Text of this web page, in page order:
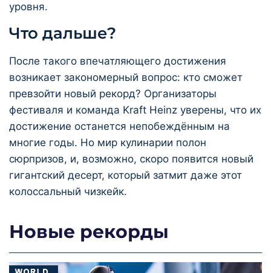
уровня.
Что дальше?
После такого впечатляющего достижения
возникает закономерный вопрос: кто сможет
превзойти новый рекорд? Организаторы
фестиваля и команда Kraft Heinz уверены, что их
достижение останется непобеждённым на
многие годы. Но мир кулинарии полон
сюрпризов, и, возможно, скоро появится новый
гигантский десерт, который затмит даже этот
колоссальный чизкейк.
Новые рекорды